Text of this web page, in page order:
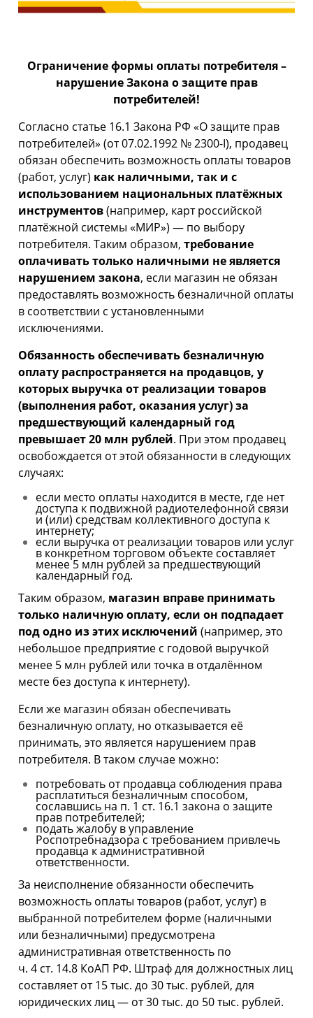
Ограничение формы оплаты потребителя –
нарушение Закона о защите прав
потребителей!
Согласно статье 16.1 Закона РФ «О защите прав
потребителей» (от 07.02.1992 № 2300-I), продавец
обязан обеспечить возможность оплаты товаров
(работ, услуг) как наличными, так и с
использованием национальных платёжных
инструментов(например, карт российской
платёжной системы «МИР») — по выбору
потребителя. Таким образом,требование
оплачивать только наличными не является
нарушением закона, если магазин не обязан
предоставлять возможность безналичной оплаты
в соответствии с установленными
исключениями.
Обязанность обеспечивать безналичную
оплату распространяется на продавцов, у
которых выручка от реализации товаров
(выполнения работ, оказания услуг) за
предшествующий календарный год
превышает 20 млн рублей. При этом продавец
освобождается от этой обязанности в следующих
случаях:
если место оплаты находится в месте, где нет
доступа к подвижной радиотелефонной связи
и (или) средствам коллективного доступа к
интернету;
если выручка от реализации товаров или услуг
в конкретном торговом объекте составляет
менее 5 млн рублей за предшествующий
календарный год.
Таким образом, магазин вправе принимать
только наличную оплату, если он подпадает
под одно из этих исключений (например, это
небольшое предприятие с годовой выручкой
менее 5 млн рублей или точка в отдалённом
месте без доступа к интернету).
Если же магазин обязан обеспечивать
безналичную оплату, но отказывается её
принимать, это является нарушением прав
потребителя. В таком случае можно:
потребовать от продавца соблюдения права
расплатиться безналичным способом,
сославшись на п. 1 ст. 16.1 закона о защите
прав потребителей;
подать жалобу в управление
Роспотребнадзора с требованием привлечь
продавца к административной
ответственности.
За неисполнение обязанности обеспечить
возможность оплаты товаров (работ, услуг) в
выбранной потребителем форме (наличными
или безналичными) предусмотрена
административная ответственность по
ч. 4 ст. 14.8 КоАП РФ. Штраф для должностных лиц
составляет от 15 тыс. до 30 тыс. рублей, для
юридических лиц — от 30 тыс. до 50 тыс. рублей.